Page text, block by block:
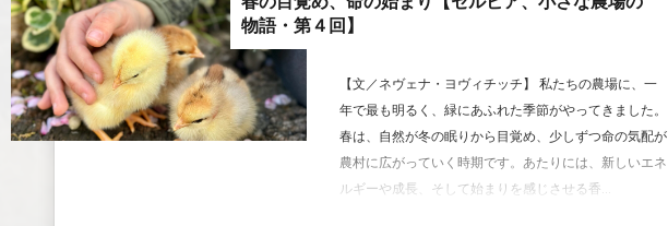
物語・第４回】
【文／ネヴェナ・ヨヴィチッチ】 私たちの農場に、一
年で最も明るく、緑にあふれた季節がやってきました。
春は、自然が冬の眠りから目覚め、少しずつ命の気配が
農村に広がっていく時期です。あたりには、新しいエネ
ルギーや成長、そして始まりを感じさせる香...